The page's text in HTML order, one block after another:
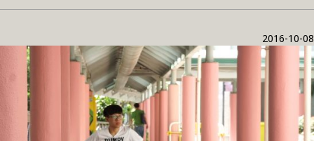
2016-10-08